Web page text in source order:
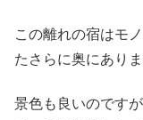
この離れの宿はモ
たさらに奥にありま
景色も良いのです